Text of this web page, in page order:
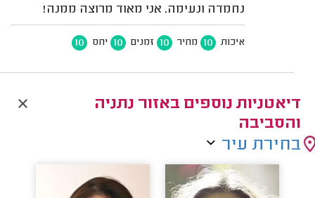
נחמדה ונעימה. אני מאוד מרוצה ממנה!
איכות 10 מחיר 10 זמנים 10 יחס 10
דיאטניות נוספים באזור נתניה
והסביבה
בחירת עיר